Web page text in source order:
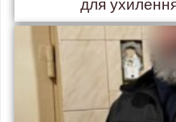
для ухилення